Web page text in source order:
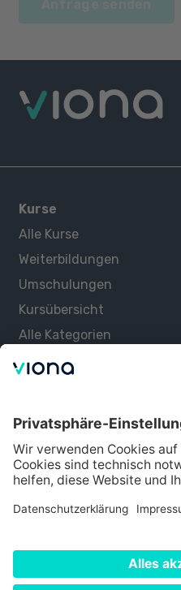
Kurse
Alle Kurse
Weiterbildungen
Umschulungen
Kursübersicht
Alle Kategorien
Über uns
Lernen mit Viona
Alle Partner
Partner werden